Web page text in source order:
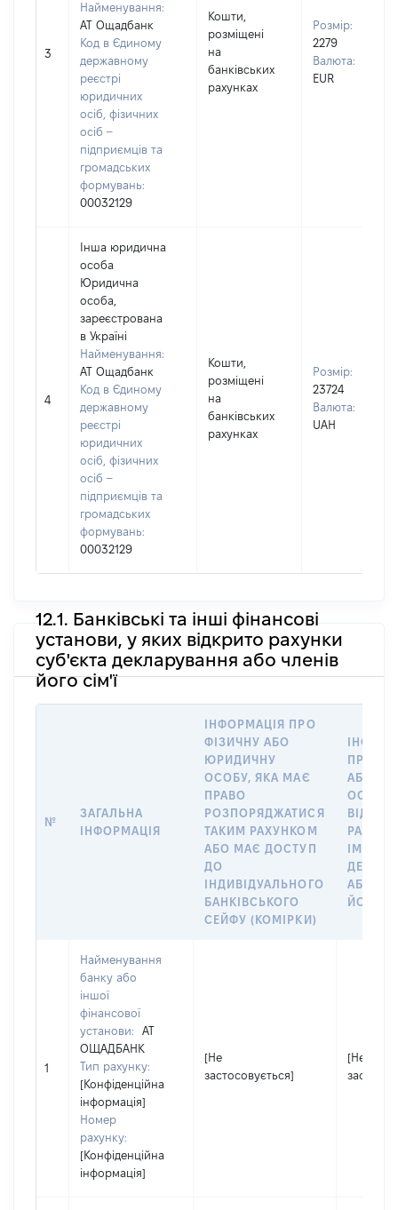
3
Найменування:
АТ Ощадбанк
Код в Єдиному
державному
реєстрі
юридичних
осіб, фізичних
осіб –
підприємців та
громадських
формувань:
00032129
Кошти,
розміщені
на
банківських
рахунках
Розмір:
2279
Валюта:
EUR
4
Інша юридична
особа
Юридична
особа,
зареєстрована
в Україні
Найменування:
АТ Ощадбанк
Код в Єдиному
державному
реєстрі
юридичних
осіб, фізичних
осіб –
підприємців та
громадських
формувань:
00032129
Кошти,
розміщені
на
банківських
рахунках
Розмір:
23724
Валюта:
UAH
12.1. Банківські та інші фінансові
установи, у яких відкрито рахунки
суб'єкта декларування або членів
його сім'ї
№
ЗАГАЛЬНА
ІНФОРМАЦІЯ
ІНФОРМАЦІЯ ПРО
ФІЗИЧНУ АБО
ЮРИДИЧНУ
ОСОБУ, ЯКА МАЄ
ПРАВО
РОЗПОРЯДЖАТИСЯ
ТАКИМ РАХУНКОМ
АБО МАЄ ДОСТУП
ДО
ІНДИВІДУАЛЬНОГО
БАНКІВСЬКОГО
СЕЙФУ (КОМІРКИ)
ПРО
АБО
ОСОБУ,
ІМ’Я
АБО
ЙОГО
1
Найменування
банку або
іншої
фінансової
установи:
АТ
ОЩАДБАНК
Тип рахунку:
[Конфіденційна
інформація]
Номер
рахунку:
[Конфіденційна
інформація]
[Не
застосовується]
[Не